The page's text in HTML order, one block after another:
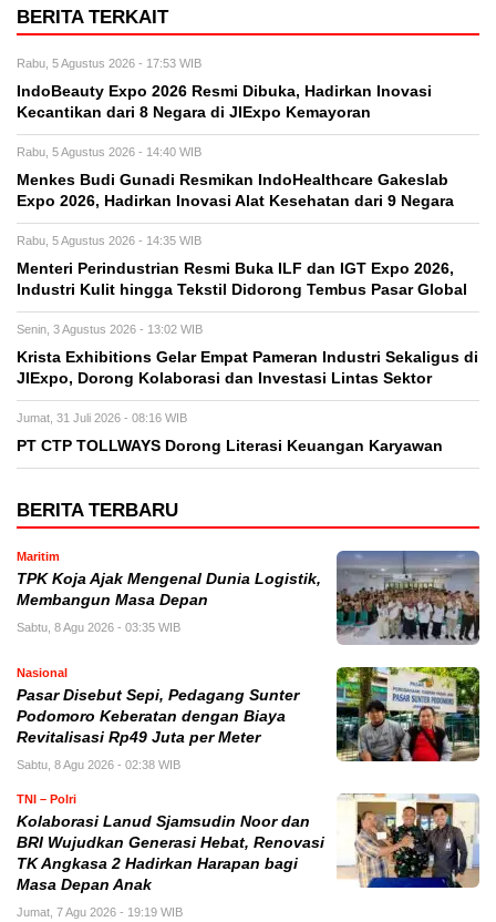
BERITA TERKAIT
Rabu, 5 Agustus 2026 - 17:53 WIB
IndoBeauty Expo 2026 Resmi Dibuka, Hadirkan Inovasi
Kecantikan dari 8 Negara di JIExpo Kemayoran
Rabu, 5 Agustus 2026 - 14:40 WIB
Menkes Budi Gunadi Resmikan IndoHealthcare Gakeslab
Expo 2026, Hadirkan Inovasi Alat Kesehatan dari 9 Negara
Rabu, 5 Agustus 2026 - 14:35 WIB
Menteri Perindustrian Resmi Buka ILF dan IGT Expo 2026,
Industri Kulit hingga Tekstil Didorong Tembus Pasar Global
Senin, 3 Agustus 2026 - 13:02 WIB
Krista Exhibitions Gelar Empat Pameran Industri Sekaligus di
JIExpo, Dorong Kolaborasi dan Investasi Lintas Sektor
Jumat, 31 Juli 2026 - 08:16 WIB
PT CTP TOLLWAYS Dorong Literasi Keuangan Karyawan
BERITA TERBARU
Maritim
TPK Koja Ajak Mengenal Dunia Logistik,
Membangun Masa Depan
Sabtu, 8 Agu 2026 - 03:35 WIB
Nasional
Pasar Disebut Sepi, Pedagang Sunter
Podomoro Keberatan dengan Biaya
Revitalisasi Rp49 Juta per Meter
Sabtu, 8 Agu 2026 - 02:38 WIB
TNI – Polri
Kolaborasi Lanud Sjamsudin Noor dan
BRI Wujudkan Generasi Hebat, Renovasi
TK Angkasa 2 Hadirkan Harapan bagi
Masa Depan Anak
Jumat, 7 Agu 2026 - 19:19 WIB